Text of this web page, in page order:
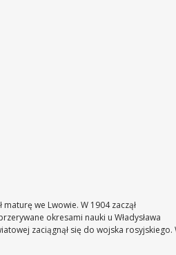
we Lwowie. W 1904 zaczął
okresami nauki u Władysława
zaciągnął się do wojska rosyjskiego.